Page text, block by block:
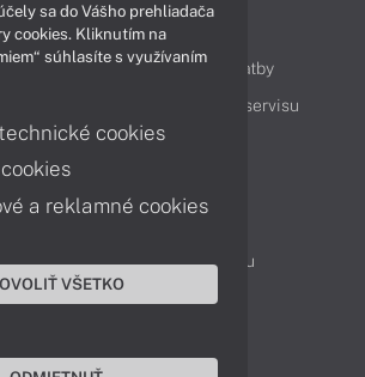
Obsah
Možnosti doručenia a platby
Cenník servisu
Kontakty
oddelenie
Reklamácia tovaru
sa do Vášho prehliadača
cookies. Kliknutím na
súhlasíte s využívaním
cookies
a reklamné cookies
VŠETKO